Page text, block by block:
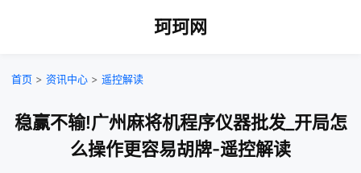
珂珂网
首页 > 资讯中心 > 遥控解读
稳赢不输!广州麻将机程序仪器批发_开局怎
么操作更容易胡牌-遥控解读